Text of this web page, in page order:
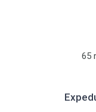
65